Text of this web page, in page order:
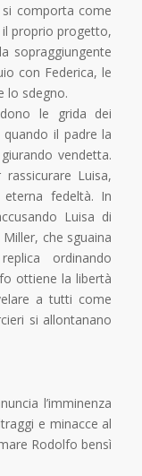
si comporta come
proprio progetto,
sopraggiungente
con Federica, le
lo sdegno.
le grida dei
quando il padre la
vendetta.
Luisa,
fedeltà. In
Luisa di
che sguaina
ordinando
ottiene la libertà
a tutti come
si allontanano
l’imminenza
e minacce al
Rodolfo bensì